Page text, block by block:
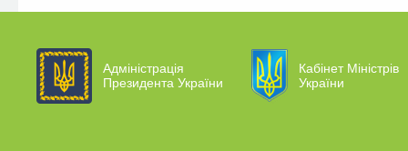
Адміністрація
Президента України
Кабінет Міністрів
України